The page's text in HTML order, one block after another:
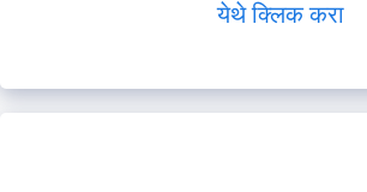
येथे क्लिक करा